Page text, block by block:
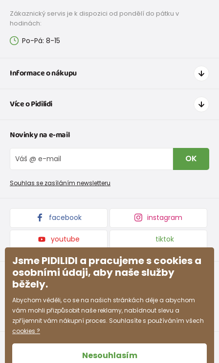
Zákaznický servis je k dispozici od pondělí do pátku v
hodinách:
Po-Pá: 8-15
Informace o nákupu
Doprava a platba
Tabulka velikostí obuvi
Vrácení zboží a reklamace
Reklamační řád
Více o Pidilidi
O nás
Affiliate program
Kolekce zboží
Novinky na e-mail
OK
Souhlas se zasíláním newsletteru
facebook instagram
youtube tiktok
Jsme PIDILIDI a pracujeme s cookies a
osobními údaji, aby naše služby
běžely.
Abychom věděli, co se na našich stránkách děje a abychom
vám mohli přizpůsobit naše reklamy, nabídnout slevu a
zpříjemnit vám nákupní proces. Souhlasíte s používáním všech
cookies ?
Nesouhlasím